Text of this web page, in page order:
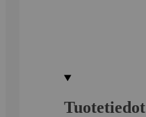
Tuotetiedot